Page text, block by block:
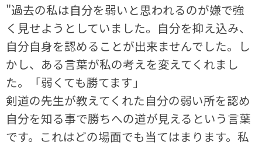
"過去の私は自分を弱いと思われるのが嫌で強
く見せようとしていました。自分を抑え込み、
自分自身を認めることが出来ませんでした。し
かし、ある言葉が私の考えを変えてくれまし
た。「弱くても勝てます」
剣道の先生が教えてくれた自分の弱い所を認め
自分を知る事で勝ちへの道が見えるという言葉
です。これはどの場面でも当てはまります。私